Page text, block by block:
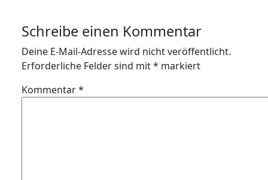
Schreibe einen Kommentar
Deine E-Mail-Adresse wird nicht veröffentlicht.
Erforderliche Felder sind mit* markiert
Kommentar*